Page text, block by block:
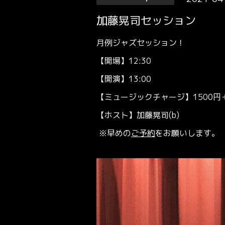
加藤晃司セッション
月例ジャズセッション！
【開場】12:30
【開演】13:00
【ミュージックチャージ】1500
【ホスト】加藤晃司(b)
※早めのご予約をお願いします。